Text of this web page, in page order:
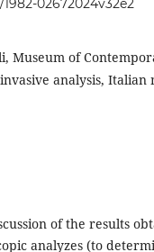
02672024v32e2
Museum of
analysis,
of the results
analyzes (to